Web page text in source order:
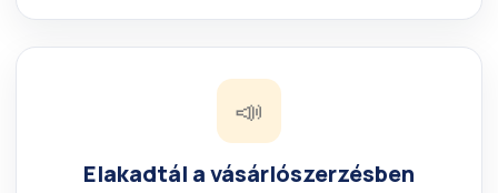
📣
Elakadtál a vásárlószerzésben